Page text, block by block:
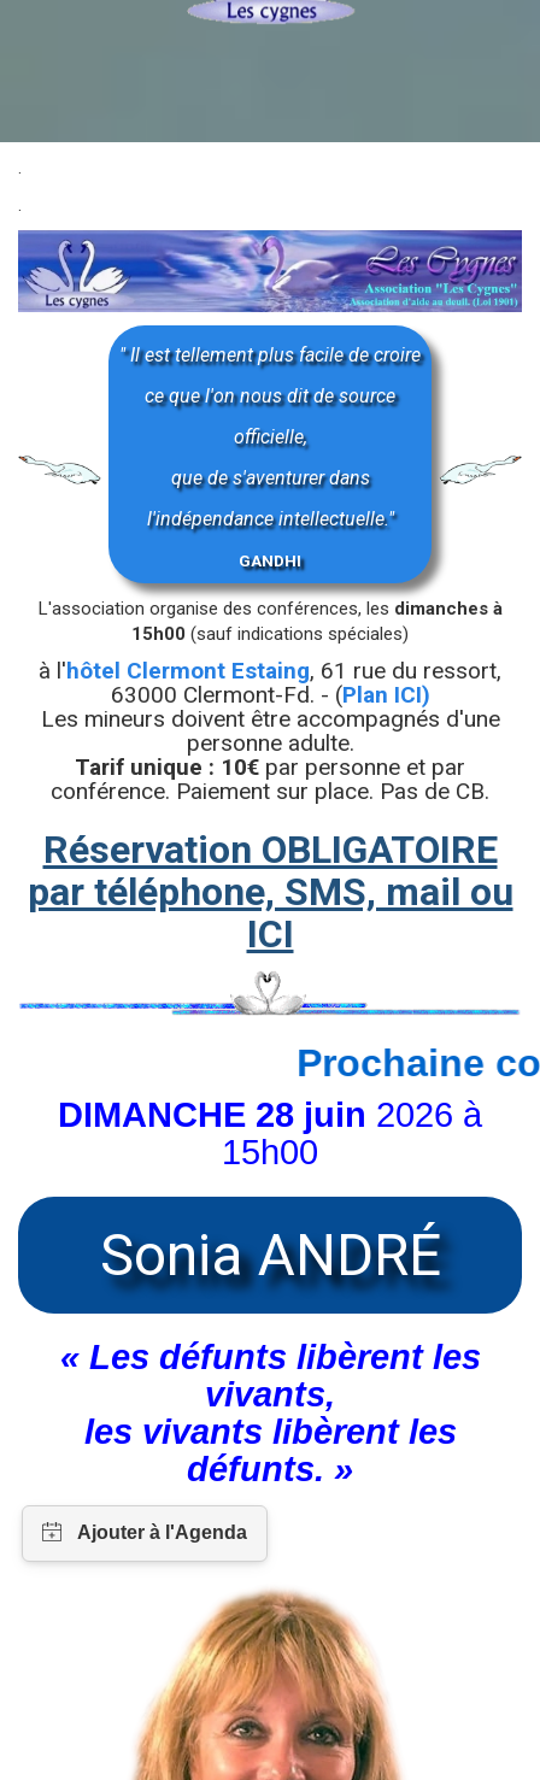
.
" Il est tellement plus facile de croire
ce que l'on nous dit de source
officielle,
que de s'aventurer dans
l'indépendance intellectuelle."
GANDHI
L'association organise des conférences, les dimanches à
15h00 (sauf indications spéciales)
à l'hôtel Clermont Estaing, 61 rue du ressort,
63000 Clermont-Fd. - (Plan ICI)
Les mineurs doivent être accompagnés d'une
personne adulte.
Tarif unique : 10€ par personne et par
conférence. Paiement sur place. Pas de CB.
Réservation OBLIGATOIRE
par téléphone, SMS, mail ou
ICI
Prochaine
DIMANCHE 28 juin 2026 à
15h00
Sonia ANDRÉ
« Les défunts libèrent les
vivants,
les vivants libèrent les
défunts. »